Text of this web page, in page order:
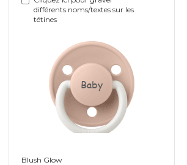
différents noms/textes sur les
tétines
Baby
Blush Glow